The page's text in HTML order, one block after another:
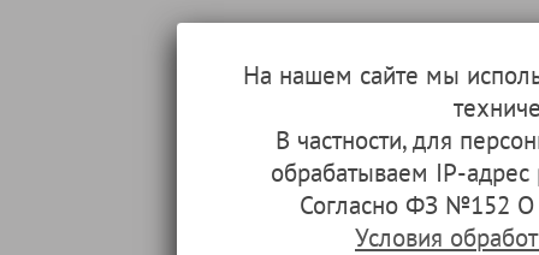
На нашем сайте мы
В частности, для
обрабатываем IP-
Согласно ФЗ №152 О
Условия